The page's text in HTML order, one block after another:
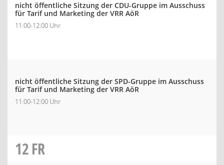
nicht öffentliche Sitzung der CDU-Gruppe im Ausschuss
für Tarif und Marketing der VRR AöR
11:00-12:00 Uhr
nicht öffentliche Sitzung der SPD-Gruppe im Ausschuss
für Tarif und Marketing der VRR AöR
11:00-12:00 Uhr
12FR